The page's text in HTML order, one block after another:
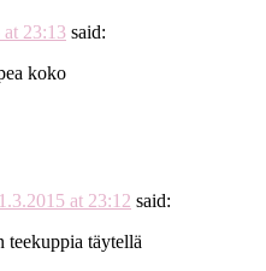
at 23:13 said:
koko
1.3.2015 at 23:12 said:
teekuppia täytellä